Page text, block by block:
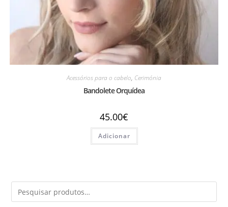
Acessórios para o cabelo, Cerimónia
Bandolete Orquídea
45.00€
Adicionar